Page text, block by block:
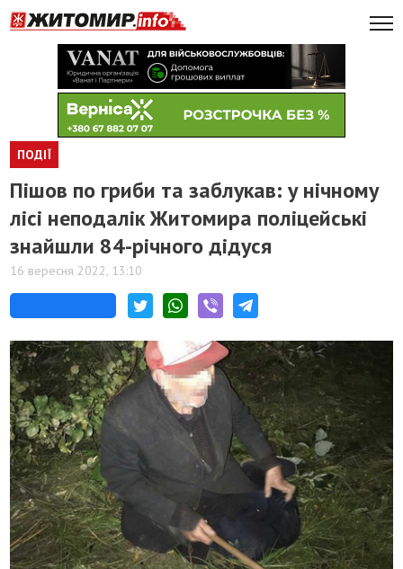
ПОДІЇ
Пішов по гриби та заблукав: у нічному
лісі неподалік Житомира поліцейські
знайшли 84-річного дідуся
16 вересня 2022, 13:10